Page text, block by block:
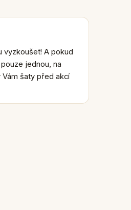
vyzkoušet! A pokud
jednou, na
šaty před akcí